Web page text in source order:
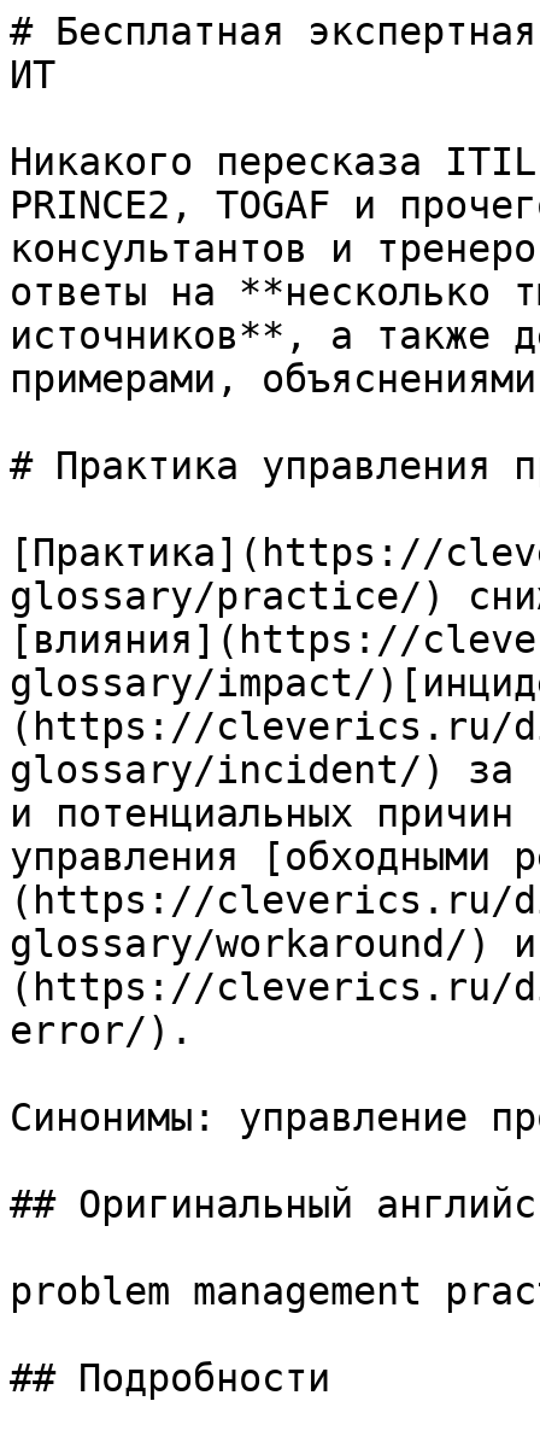
# Бесплатная
ИТ
Никакого пересказа
PRINCE2, TOGAF и
консультантов и
ответы на **несколько
источников**, а также
примерами,
# Практика управления
[Практика](https://
glossary/practice/)
[влияния](https://
glossary/impact/
(https://cleverics.ru/
glossary/incident/) за
и потенциальных
управления [обходными
(https://cleverics.ru/
glossary/workaround/) и
(https://cleverics.ru/
error/).
Синонимы: управление
## Оригинальный
problem management
## Подробности